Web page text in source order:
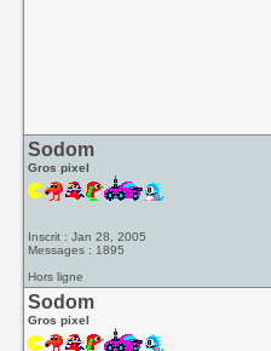
Sodom
Gros pixel
Inscrit : Jan 28, 2005
Messages : 1895
Hors ligne
Sodom
Gros pixel